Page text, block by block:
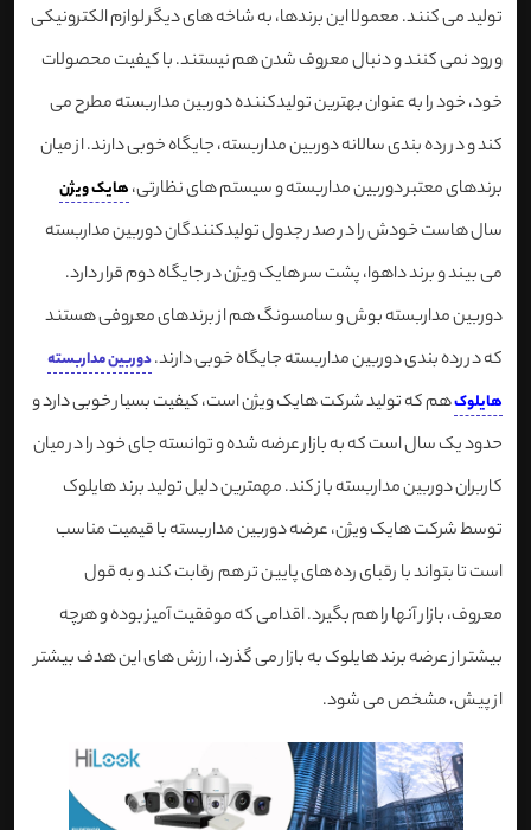
تولید می کنند. معمولا این برندها، به شاخه های دیگر لوازم الکترونیکی
ورود نمی کنند و دنبال معروف شدن هم نیستند. با کیفیت محصولات
خود، خود را به عنوان بهترین تولیدکننده دوربین مداربسته مطرح می
کند و در رده بندی سالانه دوربین مداربسته، جایگاه خوبی دارند. از میان
برندهای معتبر دوربین مداربسته و سیستم های نظارتی،هایک ویژن
سال هاست خودش را در صدر جدول تولیدکنندگان دوربین مداربسته
می بیند و برند داهوا، پشت سر هایک ویژن در جایگاه دوم قرار دارد.
دوربین مداربسته بوش و سامسونگ هم از برندهای معروفی هستند
که در رده بندی دوربین مداربسته جایگاه خوبی دارند.دوربین مداربسته
هایلوکهم که تولید شرکت هایک ویژن است، کیفیت بسیار خوبی دارد و
حدود یک سال است که به بازار عرضه شده و توانسته جای خود را در میان
کاربران دوربین مداربسته باز کند. مهمترین دلیل تولید برند هایلوک
توسط شرکت هایک ویژن، عرضه دوربین مداربسته با قیمیت مناسب
است تا بتواند با رقبای رده های پایین تر هم رقابت کند و به قول
معروف، بازار آنها را هم بگیرد. اقدامی که موفقیت آمیز بوده و هرچه
بیشتر از عرضه برند هایلوک به بازار می گذرد، ارزش های این هدف بیشتر
از پیش، مشخص می شود.